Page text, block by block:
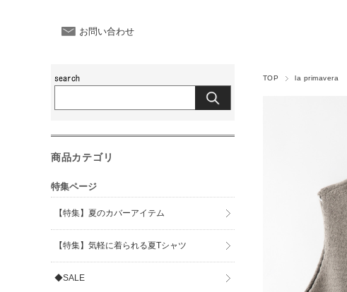
お問い合わせ
TOP la primavera
商品カテゴリ
特集ページ
【特集】夏のカバーアイテム
【特集】気軽に着られる夏Tシャツ
◆SALE